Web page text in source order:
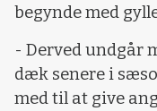
begynde med
- Derved undgår
dæk senere i
med til at give